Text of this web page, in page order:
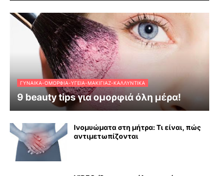
ΓΥΝΑΊΚΑ-ΟΜΟΡΦΙΆ-ΥΓΕΊΑ-ΜΑΚΙΓΙΆΖ-ΚΑΛΛΥΝΤΙΚΆ
9 beauty tips για ομορφιά όλη μέρα!
Ινομυώματα στη μήτρα: Τι είναι, πώς
αντιμετωπίζονται